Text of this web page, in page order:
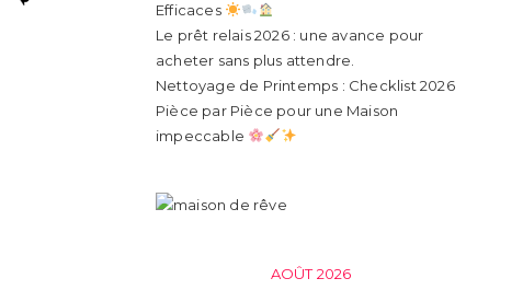
Efficaces
Le prêt relais 2026 : une avance pour
acheter sans plus attendre.
Nettoyage de Printemps : Checklist 2026
Pièce par Pièce pour une Maison
impeccable
AOÛT 2026